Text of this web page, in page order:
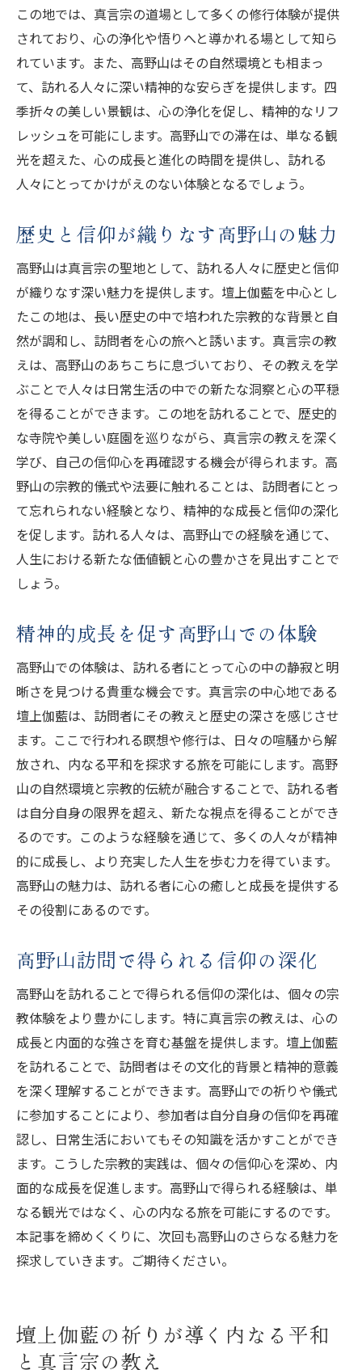
この地では、真言宗の道場として多くの修行体験が提供
されており、心の浄化や悟りへと導かれる場として知ら
れています。また、高野山はその自然環境とも相まっ
て、訪れる人々に深い精神的な安らぎを提供します。四
季折々の美しい景観は、心の浄化を促し、精神的なリフ
レッシュを可能にします。高野山での滞在は、単なる観
光を超えた、心の成長と進化の時間を提供し、訪れる
人々にとってかけがえのない体験となるでしょう。
歴史と信仰が織りなす高野山の魅力
高野山は真言宗の聖地として、訪れる人々に歴史と信仰
が織りなす深い魅力を提供します。壇上伽藍を中心とし
たこの地は、長い歴史の中で培われた宗教的な背景と自
然が調和し、訪問者を心の旅へと誘います。真言宗の教
えは、高野山のあちこちに息づいており、その教えを学
ぶことで人々は日常生活の中での新たな洞察と心の平穏
を得ることができます。この地を訪れることで、歴史的
な寺院や美しい庭園を巡りながら、真言宗の教えを深く
学び、自己の信仰心を再確認する機会が得られます。高
野山の宗教的儀式や法要に触れることは、訪問者にとっ
て忘れられない経験となり、精神的な成長と信仰の深化
を促します。訪れる人々は、高野山での経験を通じて、
人生における新たな価値観と心の豊かさを見出すことで
しょう。
精神的成長を促す高野山での体験
高野山での体験は、訪れる者にとって心の中の静寂と明
晰さを見つける貴重な機会です。真言宗の中心地である
壇上伽藍は、訪問者にその教えと歴史の深さを感じさせ
ます。ここで行われる瞑想や修行は、日々の喧騒から解
放され、内なる平和を探求する旅を可能にします。高野
山の自然環境と宗教的伝統が融合することで、訪れる者
は自分自身の限界を超え、新たな視点を得ることができ
るのです。このような経験を通じて、多くの人々が精神
的に成長し、より充実した人生を歩む力を得ています。
高野山の魅力は、訪れる者に心の癒しと成長を提供する
その役割にあるのです。
高野山訪問で得られる信仰の深化
高野山を訪れることで得られる信仰の深化は、個々の宗
教体験をより豊かにします。特に真言宗の教えは、心の
成長と内面的な強さを育む基盤を提供します。壇上伽藍
を訪れることで、訪問者はその文化的背景と精神的意義
を深く理解することができます。高野山での祈りや儀式
に参加することにより、参加者は自分自身の信仰を再確
認し、日常生活においてもその知識を活かすことができ
ます。こうした宗教的実践は、個々の信仰心を深め、内
面的な成長を促進します。高野山で得られる経験は、単
なる観光ではなく、心の内なる旅を可能にするのです。
本記事を締めくくりに、次回も高野山のさらなる魅力を
探求していきます。ご期待ください。
壇上伽藍の祈りが導く内なる平和
と真言宗の教え